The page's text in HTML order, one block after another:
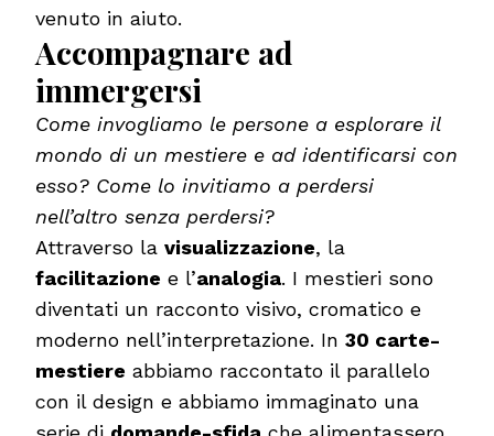
venuto in aiuto.
Accompagnare ad
immergersi
Come invogliamo le persone a esplorare il
mondo di un mestiere e ad identificarsi con
esso? Come lo invitiamo a perdersi
nell’altro senza perdersi?
Attraverso la visualizzazione, la
facilitazione e l’analogia. I mestieri sono
diventati un racconto visivo, cromatico e
moderno nell’interpretazione. In 30 carte-
mestiere abbiamo raccontato il parallelo
con il design e abbiamo immaginato una